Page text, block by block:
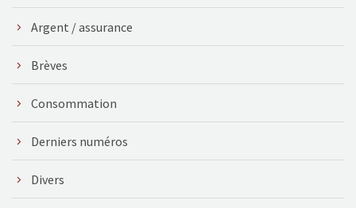
Argent / assurance
Brèves
Consommation
Derniers numéros
Divers